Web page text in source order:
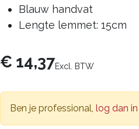
Blauw handvat
Lengte lemmet: 15cm
€ 14,37Excl. BTW
Ben je professional, log dan in